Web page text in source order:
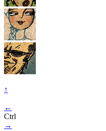
↑
←
Ctrl
→